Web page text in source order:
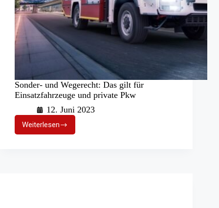
Sonder- und Wegerecht: Das gilt für
Einsatzfahrzeuge und private Pkw
12. Juni 2023
Weiterlesen
Sonder-
und